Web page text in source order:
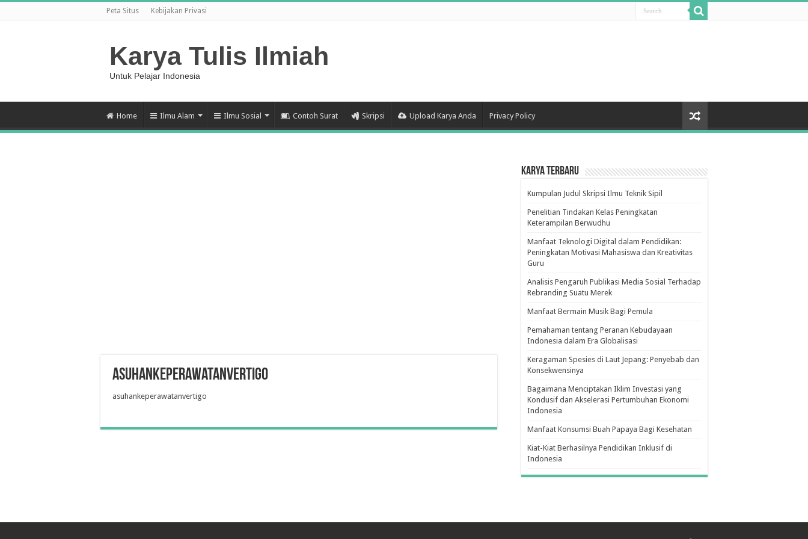
Peta Situs Kebijakan Privasi
Karya Tulis Ilmiah
Untuk Pelajar Indonesia
Home Ilmu Alam Ilmu Sosial Contoh Surat Skripsi Upload Karya Anda Privacy Policy
asuhankeperawatanvertigo
asuhankeperawatanvertigo
Karya Terbaru
Kumpulan Judul Skripsi Ilmu Teknik Sipil
Penelitian Tindakan Kelas Peningkatan
Keterampilan Berwudhu
Manfaat Teknologi Digital dalam Pendidikan:
Peningkatan Motivasi Mahasiswa dan Kreativitas
Guru
Analisis Pengaruh Publikasi Media Sosial Terhadap
Rebranding Suatu Merek
Manfaat Bermain Musik Bagi Pemula
Pemahaman tentang Peranan Kebudayaan
Indonesia dalam Era Globalisasi
Keragaman Spesies di Laut Jepang: Penyebab dan
Konsekwensinya
Bagaimana Menciptakan Iklim Investasi yang
Kondusif dan Akselerasi Pertumbuhan Ekonomi
Indonesia
Manfaat Konsumsi Buah Papaya Bagi Kesehatan
Kiat-Kiat Berhasilnya Pendidikan Inklusif di
Indonesia